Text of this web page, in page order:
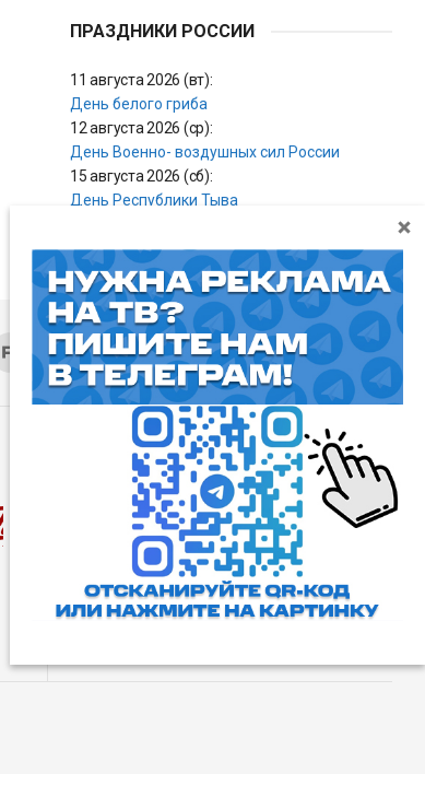
ПРАЗДНИКИ РОССИИ
11 августа 2026 (вт):
День белого гриба
12 августа 2026 (ср):
День Военно- воздушных сил России
15 августа 2026 (сб):
День Республики Тыва
RUTUBE ОК ДЗЕН
Пользовательское соглашение
Все права защищены. Любое
использование материалов
допускается только с согласия
редакции, а также с ссылкой на
сайт.